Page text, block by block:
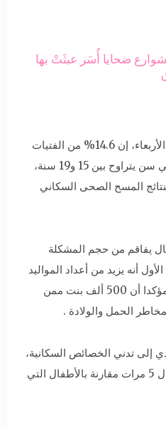
ضحايا أُسَر عبثَتْ بها
وقال الوزير، في بيان صحفي، الأربعاء، إن 14.6% من الفتيات
المتزوجات في مصر يتزوجن في سن يتراوح بين 15 و19 سنة،
المسح الصحى السكاني
يفاقم من حجم المشكلة
أنه يزيد من أعداد المواليد
بمعدل 244 ألف طفل سنويا، مؤكدا أن 500 ألف بنت ممن
إلى تدني الخصائص السكانية،
حيث يزداد معدل وفيات الأطفال 5 مرات مقارنة بالأطفال التي